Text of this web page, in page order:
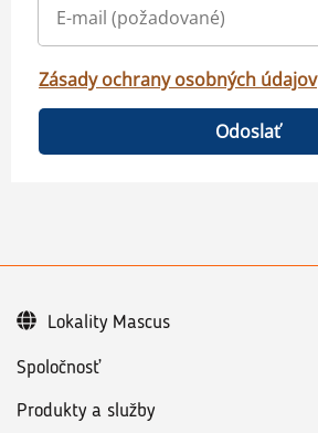
Zásady ochrany osobných údajov
Odoslať
Spoločnosť
Produkty a služby
Lokality Mascus